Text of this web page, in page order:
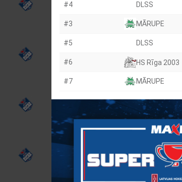
#4 DLSS
#3 MĀRUPE
#5 DLSS
#6 HS Rīga 2003
#7 MĀRUPE